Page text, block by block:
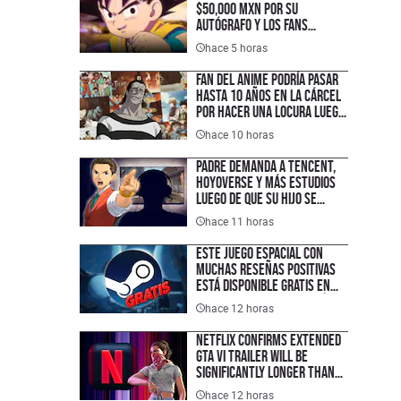
$50,000 MXN por su
autógrafo y los fans
consideran que es un precio
excesivo
hace 5 horas
Fan del anime podría pasar
hasta 10 años en la cárcel
por hacer una locura luego
de no poder ver su serie
favorita en un servicio
hace 10 horas
Padre demanda a Tencent,
HoyoVerse y más estudios
luego de que su hijo se
hiciera adicto a los
videojuegos, pero sólo pide
una compensación de $1.50
USD porque quiere hacer un
cambio histórico en la
industria
hace 11 horas
Este juego espacial con
muchas reseñas positivas
está disponible gratis en
Steam, pero la promoción
acabará en unas horas y es
tu última oportunidad para
ahorrar $300 pesos
hace 12 horas
Netflix Confirms Extended
GTA VI Trailer Will Be
Significantly Longer Than
Fans Anticipate
hace 12 horas